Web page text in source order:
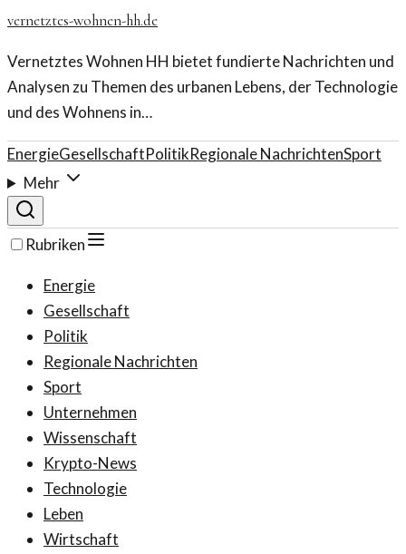
vernetztes-wohnen-hh.de
Vernetztes Wohnen HH bietet fundierte Nachrichten und
Analysen zu Themen des urbanen Lebens, der Technologie
und des Wohnens in…
EnergieGesellschaftPolitikRegionale NachrichtenSport
Mehr
Rubriken
Energie
Gesellschaft
Politik
Regionale Nachrichten
Sport
Unternehmen
Wissenschaft
Krypto-News
Technologie
Leben
Wirtschaft